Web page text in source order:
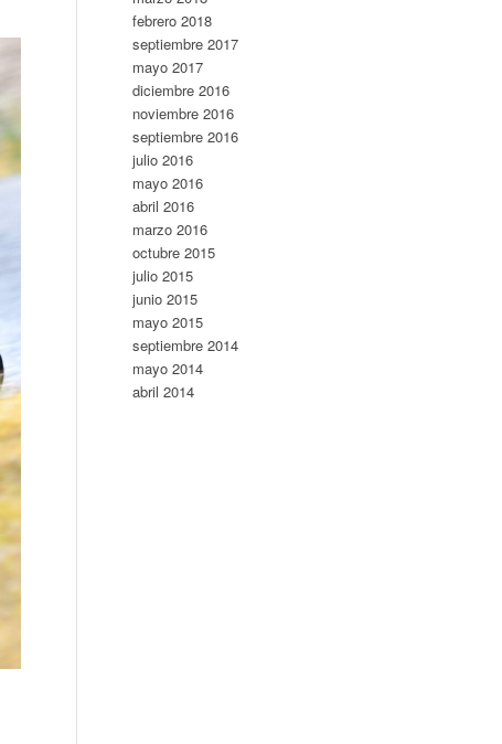
febrero 2018
septiembre 2017
mayo 2017
diciembre 2016
noviembre 2016
septiembre 2016
julio 2016
mayo 2016
abril 2016
marzo 2016
octubre 2015
julio 2015
junio 2015
mayo 2015
septiembre 2014
mayo 2014
abril 2014